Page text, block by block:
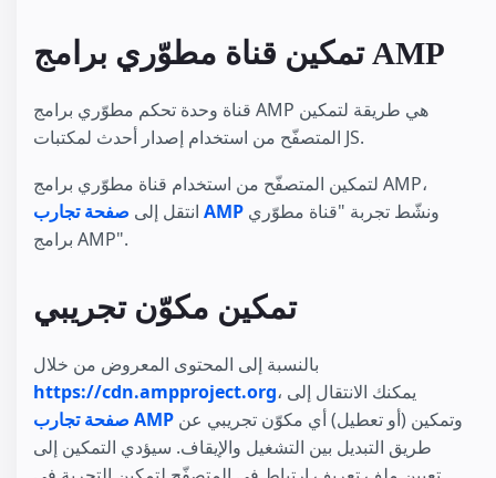
تمكين قناة مطوّري برامج AMP
قناة وحدة تحكم مطوّري برامج AMP هي طريقة لتمكين
المتصفّح من استخدام إصدار أحدث لمكتبات JS.
لتمكين المتصفّح من استخدام قناة مطوّري برامج AMP،
انتقل إلى صفحة تجارب AMP
برامج AMP".
تمكين مكوّن تجريبي
بالنسبة إلى المحتوى المعروض من خلال
https://cdn.ampproject.org ، يمكنك الانتقال إلى
صفحة تجارب AMP
طريق التبديل بين التشغيل والإيقاف. سيؤدي التمكين إلى